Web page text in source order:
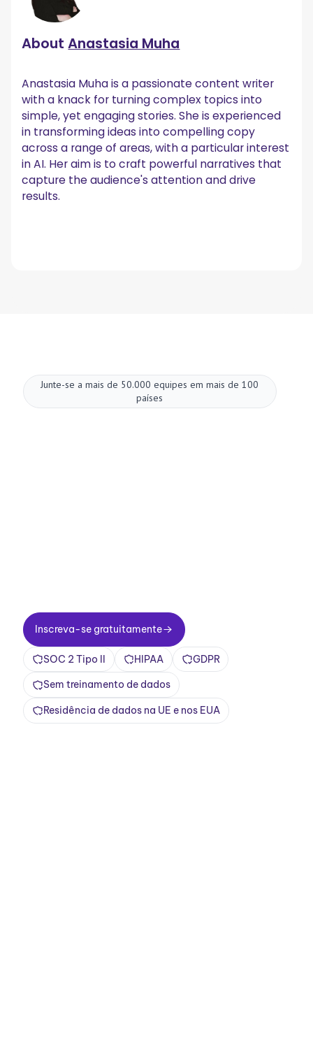
AboutAnastasia Muha
Anastasia Muha is a passionate content writer
with a knack for turning complex topics into
simple, yet engaging stories. She is experienced
in transforming ideas into compelling copy
across a range of areas, with a particular interest
in AI. Her aim is to craft powerful narratives that
capture the audience's attention and drive
results.
Junte-se a mais de 50.000 equipes em mais de 100
países
Inscreva-se gratuitamente
Inscreva-se gratuitamente
SOC 2 Tipo II HIPAA GDPR
Sem treinamento de dados
Residência de dados na UE e nos EUA